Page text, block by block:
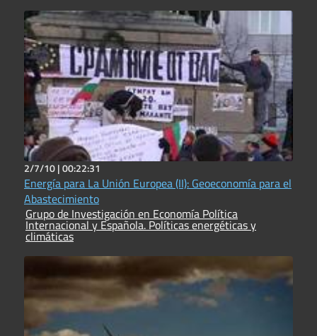
2/7/10 |00:22:31
Energía para La Unión Europea (II): Geoeconomía para el
Abastecimiento
Grupo de Investigación en Economía Política
Internacional y Española. Políticas energéticas y
climáticas